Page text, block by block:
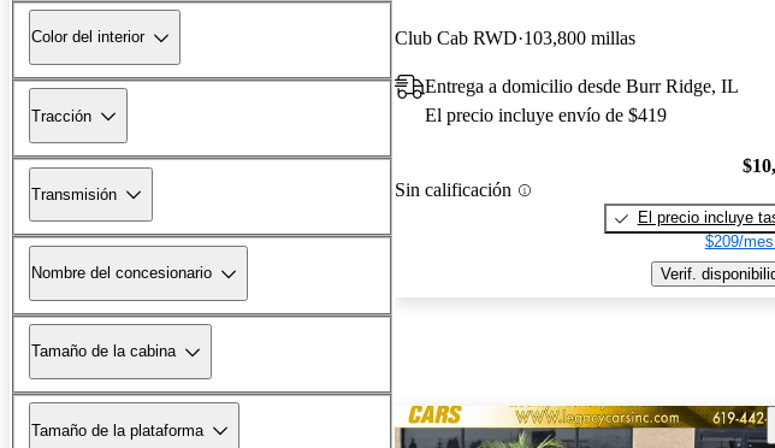
Color del interior
Tracción
Transmisión
Nombre del concesionario
Tamaño de la cabina
Tamaño de la plataforma
Club Cab RWD 103,800 millas
Entrega a domicilio desde Burr Ridge, IL
El precio incluye envío de $419
Sin calificación
El precio incluye
$209/
Verif.